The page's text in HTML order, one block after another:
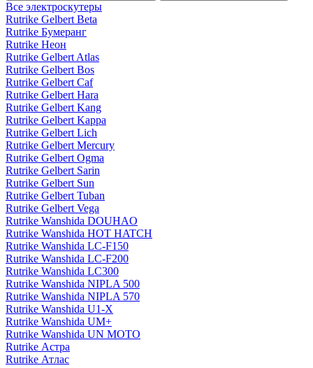
Все электро­скутеры
Rutrike Gelbert Beta
Rutrike Бумеранг
Rutrike Неон
Rutrike Gelbert Atlas
Rutrike Gelbert Bos
Rutrike Gelbert Caf
Rutrike Gelbert Hara
Rutrike Gelbert Kang
Rutrike Gelbert Kappa
Rutrike Gelbert Lich
Rutrike Gelbert Mercury
Rutrike Gelbert Ogma
Rutrike Gelbert Sarin
Rutrike Gelbert Sun
Rutrike Gelbert Tuban
Rutrike Gelbert Vega
Rutrike Wanshida DOUHAO
Rutrike Wanshida HOT HATCH
Rutrike Wanshida LC-F150
Rutrike Wanshida LC-F200
Rutrike Wanshida LC300
Rutrike Wanshida NIPLA 500
Rutrike Wanshida NIPLA 570
Rutrike Wanshida U1-X
Rutrike Wanshida UM+
Rutrike Wanshida UN MOTO
Rutrike Астра
Rutrike Атлас